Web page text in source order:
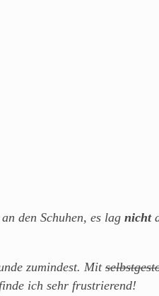
den Schuhen, es lag nicht
zumindest. Mit
ich sehr frustrierend!